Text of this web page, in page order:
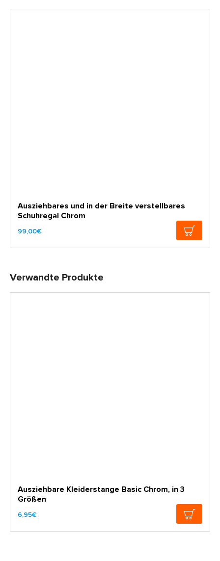
Ausziehbares und in der Breite verstellbares
Schuhregal Chrom
99,00€
Verwandte Produkte
Ausziehbare Kleiderstange Basic Chrom, in 3
Größen
6,95€